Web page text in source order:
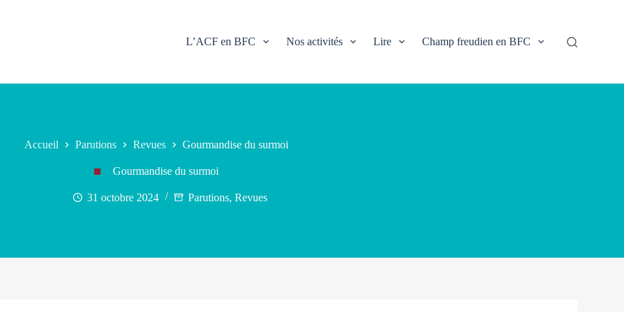
L’ACF en BFC Nos activités Lire Champ freudien en BFC
Accueil Parutions Revues Gourmandise du surmoi
Gourmandise du surmoi
31 octobre 2024 Parutions, Revues